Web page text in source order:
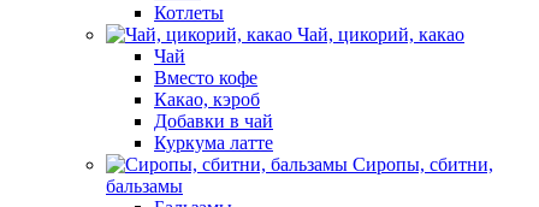
Котлеты
Чай, цикорий, какао
Чай
Вместо кофе
Какао, кэроб
Добавки в чай
Куркума латте
Сиропы, сбитни,
бальзамы